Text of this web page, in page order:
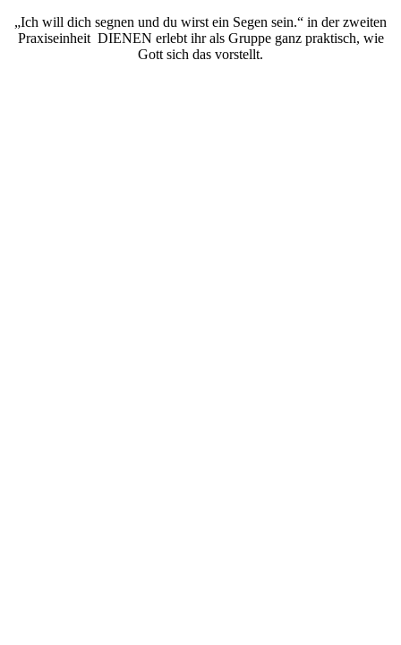
„Ich will dich segnen und du wirst ein Segen sein.“ in der zweiten
Praxiseinheit DIENEN erlebt ihr als Gruppe ganz praktisch, wie
Gott sich das vorstellt.